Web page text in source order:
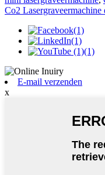
Co2
E-mail verzenden
x